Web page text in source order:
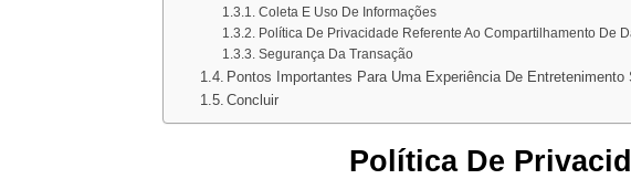
Coleta E Uso De Informações
Política De Privacidade Referente Ao Compartilhamento De
Segurança Da Transação
Pontos Importantes Para Uma Experiência De Entretenimento
Concluir
Política De